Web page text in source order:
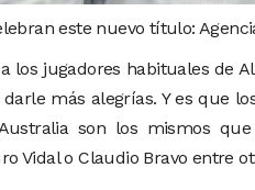
este nuevo título:
los jugadores habituales de
más alegrías. Y es que
son los mismos
Vidal o Claudio Bravo entre